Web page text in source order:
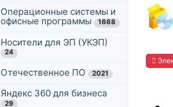
Операционные системы и
офисные программы
1668
Носители для ЭП (УКЭП)
24
Отечественное ПО 2021
Яндекс 360 для бизнеса
29